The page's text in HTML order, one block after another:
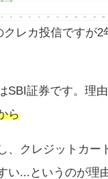
クレカ投信ですが2
SBI証券です。理
ら
、クレジットカー
い...というのが理